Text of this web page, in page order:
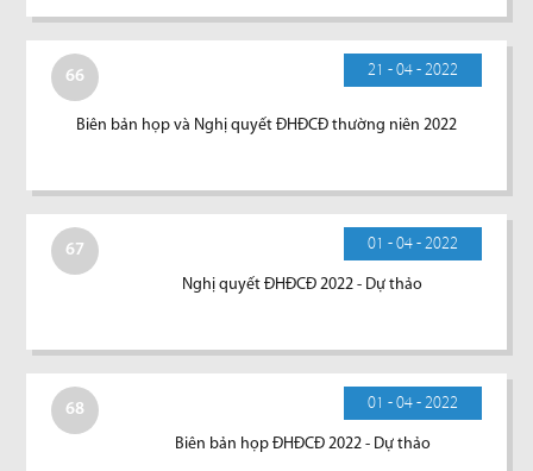
66 21 - 04 - 2022
Biên bản họp và Nghị quyết ĐHĐCĐ thường niên 2022
67 01 - 04 - 2022
Nghị quyết ĐHĐCĐ 2022 - Dự thảo
68 01 - 04 - 2022
Biên bản họp ĐHĐCĐ 2022 - Dự thảo